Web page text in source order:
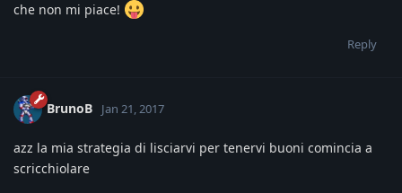
che non mi piace!
Reply
BrunoB Jan 21, 2017
azz la mia strategia di lisciarvi per tenervi buoni comincia a
scricchiolare